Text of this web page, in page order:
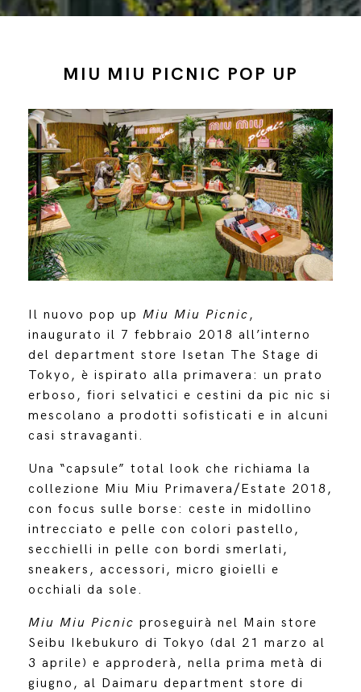
MIU MIU PICNIC POP UP
Il nuovo pop up Miu Miu Picnic,
inaugurato il 7 febbraio 2018 all’interno
del department store Isetan The Stage di
Tokyo, è ispirato alla primavera: un prato
erboso, fiori selvatici e cestini da pic nic si
mescolano a prodotti sofisticati e in alcuni
casi stravaganti.
Una “capsule” total look che richiama la
collezione Miu Miu Primavera/Estate 2018,
con focus sulle borse: ceste in midollino
intrecciato e pelle con colori pastello,
secchielli in pelle con bordi smerlati,
sneakers, accessori, micro gioielli e
occhiali da sole.
Miu Miu Picnic proseguirà nel Main store
Seibu Ikebukuro di Tokyo (dal 21 marzo al
3 aprile) e approderà, nella prima metà di
giugno, al Daimaru department store di